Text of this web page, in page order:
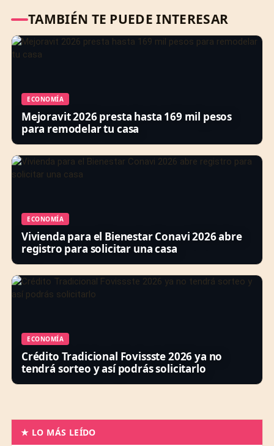
TAMBIÉN TE PUEDE INTERESAR
ECONOMÍA
Mejoravit 2026 presta hasta 169 mil pesos
para remodelar tu casa
ECONOMÍA
Vivienda para el Bienestar Conavi 2026 abre
registro para solicitar una casa
ECONOMÍA
Crédito Tradicional Fovissste 2026 ya no
tendrá sorteo y así podrás solicitarlo
★ LO MÁS LEÍDO